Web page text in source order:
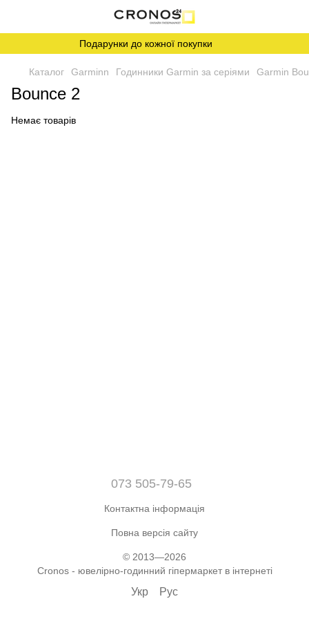
Подарунки до кожної покупки
Каталог Garminn Годинники Garmin за серіями Garmin
Bounce 2
Немає товарів
073 505-79-65
Контактна інформація
Повна версія сайту
© 2013—2026
Cronos - ювелірно-годинний гіпермаркет в інтернеті
Укр Рус